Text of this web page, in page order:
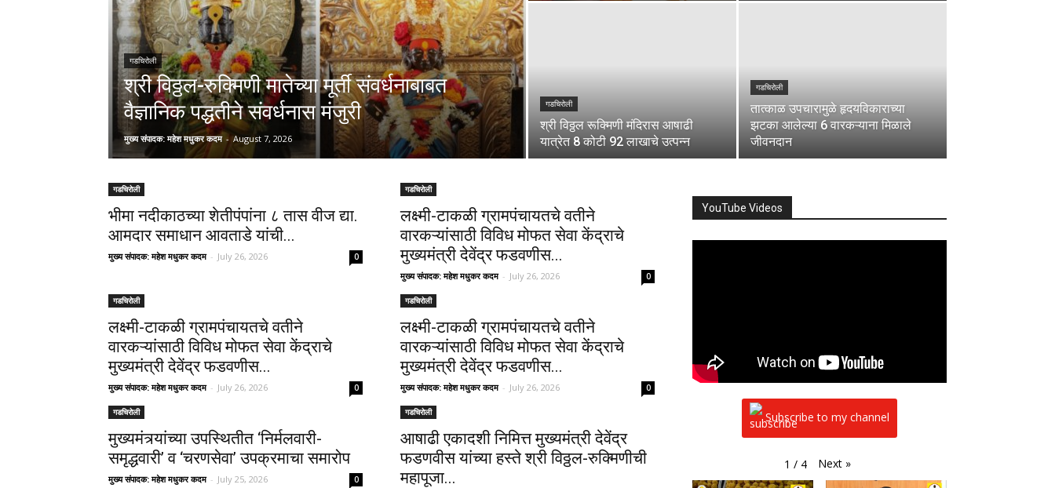
गडचिरोली
श्री विठ्ठल-रुक्मिणी मातेच्या मूर्ती संवर्धनाबाबत
वैज्ञानिक पद्धतीने संवर्धनास मंजुरी
मुख्य संपादक: महेश मधुकर कदम - August 7, 2026
गडचिरोली
श्री विठ्ठल रूक्मिणी मंदिरास आषाढी
यात्रेत 8 कोटी 92 लाखाचे उत्पन्न
गडचिरोली
तात्काळ उपचारामुळे हृदयविकाराच्या
झटका आलेल्या 6 वारकऱ्याना मिळाले
जीवनदान
गडचिरोली
भीमा नदीकाठच्या शेतीपंपांना ८ तास वीज द्या.
आमदार समाधान आवताडे यांची...
मुख्य संपादक: महेश मधुकर कदम - July 26, 2026 0
गडचिरोली
लक्ष्मी-टाकळी ग्रामपंचायतचे वतीने
वारकऱ्यांसाठी विविध मोफत सेवा केंद्राचे
मुख्यमंत्री देवेंद्र फडवणीस...
मुख्य संपादक: महेश मधुकर कदम - July 26, 2026 0
गडचिरोली
लक्ष्मी-टाकळी ग्रामपंचायतचे वतीने
वारकऱ्यांसाठी विविध मोफत सेवा केंद्राचे
मुख्यमंत्री देवेंद्र फडवणीस...
मुख्य संपादक: महेश मधुकर कदम - July 26, 2026 0
गडचिरोली
लक्ष्मी-टाकळी ग्रामपंचायतचे वतीने
वारकऱ्यांसाठी विविध मोफत सेवा केंद्राचे
मुख्यमंत्री देवेंद्र फडवणीस...
मुख्य संपादक: महेश मधुकर कदम - July 26, 2026 0
गडचिरोली
मुख्यमंत्र्यांच्या उपस्थितीत ‘निर्मलवारी-
समृद्धवारी’ व ‘चरणसेवा’ उपक्रमाचा समारोप
मुख्य संपादक: महेश मधुकर कदम - July 25, 2026 0
गडचिरोली
आषाढी एकादशी निमित्त मुख्यमंत्री देवेंद्र
फडणवीस यांच्या हस्ते श्री विठ्ठल-रुक्मिणीची
महापूजा...
YouTube Videos
Subscribe to my channel
1 / 4 Next »